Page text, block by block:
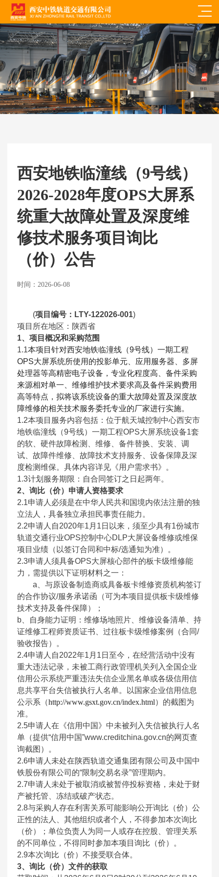
西安地铁临潼线（9号线）
2026-2028年度OPS大屏系
统重大故障处置及深度维
修技术服务项目询比
（价）公告
时间：2026-06-08
(项目编号：LTY-122026-001)
项目所在地区：陕西省
1、项目概况和采购范围
1.1本项目针对西安地铁临潼线（9号线）一期工程
OPS大屏系统所使用的投影单元、应用服务器、多屏
处理器等高精密电子设备，专业化程度高、备件采购
来源相对单一、维修维护技术要求高及备件采购费用
高等特点，拟将该系统设备的重大故障处置及深度故
障维修的相关技术服务委托专业的厂家进行实施。
1.2本项目服务内容包括：位于航天城控制中心西安市
地铁临潼线（9号线）一期工程OPS大屏系统设备1套
的软、硬件故障检测、维修、备件替换、安装、调
试、故障件维修、故障技术支持服务、设备保障及深
度检测维保。具体内容详见《用户需求书》。
1.3计划服务期限：自合同签订之日起两年。
2、询比（价）申请人资格要求
2.1申请人必须是在中华人民共和国境内依法注册的独
立法人，具备独立承担民事责任能力。
2.2申请人自2020年1月1日以来，须至少具有1份城市
轨道交通行业OPS控制中心DLP大屏设备维修或维保
项目业绩（以签订合同和中标/选通知为准）。
2.3申请人须具备OPS大屏核心部件的板卡级维修能
力，需提供以下证明材料之一：
a、 与原设备制造商或具备板卡维修资质机构签订
的合作协议/服务承诺函（可为本项目提供板卡级维修
技术支持及备件保障）；
b 、自身能力证明：维修场地照片、维修设备清单、持
证维修工程师资质证书、过往板卡级维修案例（合同/
验收报告）。
2.4申请人自2022年1月1日至今，在经营活动中没有
重大违法记录，未被工商行政管理机关列入全国企业
信用公示系统严重违法失信企业黑名单或各级信用信
息共享平台失信被执行人名单。以国家企业信用信息
公示系（http://www.gsxt.gov.cn/index.html）的截图为
准。
2.5申请人在《信用中国》中未被列入失信被执行人名
单（提供“信用中国”www.creditchina.gov.cn的网页查
询截图）。
2.6申请人未处在陕西轨道交通集团有限公司及中国中
铁股份有限公司的“限制交易名录”管理期内。
2.7申请人未处于被取消或被暂停投标资格，未处于财
产被托管、冻结或破产状态。
2.8与采购人存在利害关系可能影响公开询比（价）公
正性的法人、其他组织或者个人，不得参加本次询比
（价）；单位负责人为同一人或存在控股、管理关系
的不同单位，不得同时参加本项目询比（价）。
2.9本次询比（价）不接受联合体。
3、询比（价）文件的获取